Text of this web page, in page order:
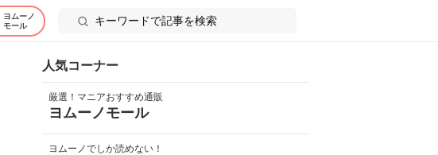
ヨムーノ
モール
人気コーナー
厳選！マニアおすすめ通販
ヨムーノモール
ヨムーノでしか読めない！